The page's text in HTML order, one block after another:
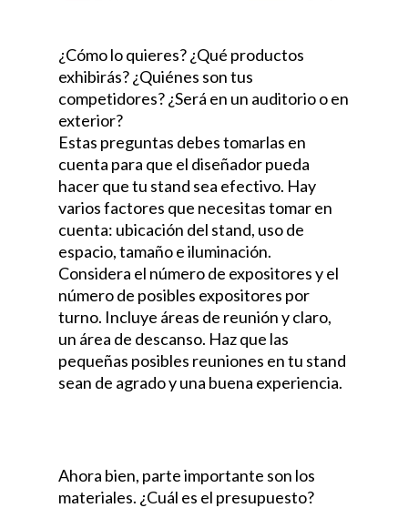
¿Cómo lo quieres? ¿Qué productos
exhibirás? ¿Quiénes son tus
competidores? ¿Será en un auditorio o en
exterior?
Estas preguntas debes tomarlas en
cuenta para que el diseñador pueda
hacer que tu stand sea efectivo. Hay
varios factores que necesitas tomar en
cuenta: ubicación del stand, uso de
espacio, tamaño e iluminación.
Considera el número de expositores y el
número de posibles expositores por
turno. Incluye áreas de reunión y claro,
un área de descanso. Haz que las
pequeñas posibles reuniones en tu stand
sean de agrado y una buena experiencia.
Ahora bien, parte importante son los
materiales. ¿Cuál es el presupuesto?